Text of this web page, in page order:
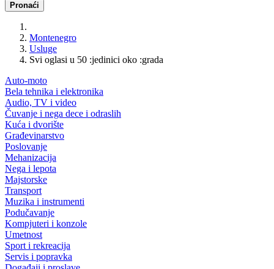
Pronaći
Montenegro
Usluge
Svi oglasi u 50 :jedinici oko :grada
Auto-moto
Bela tehnika i elektronika
Audio, TV i video
Čuvanje i nega dece i odraslih
Kuća i dvorište
Građevinarstvo
Poslovanje
Mehanizacija
Nega i lepota
Majstorske
Transport
Muzika i instrumenti
Podučavanje
Kompjuteri i konzole
Umetnost
Sport i rekreacija
Servis i popravka